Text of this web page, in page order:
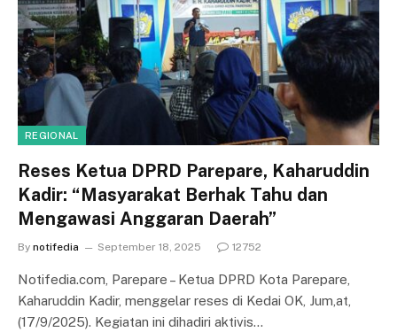
REGIONAL
Reses Ketua DPRD Parepare, Kaharuddin
Kadir: “Masyarakat Berhak Tahu dan
Mengawasi Anggaran Daerah”
By notifedia September 18, 2025 12752
Notifedia.com, Parepare – Ketua DPRD Kota Parepare,
Kaharuddin Kadir, menggelar reses di Kedai OK, Jum,at,
(17/9/2025). Kegiatan ini dihadiri aktivis…